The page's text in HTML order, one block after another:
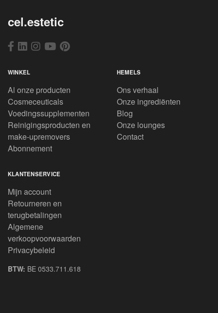
cel.estetic
WINKEL
Al onze producten
Cosmeceuticals
Voedingssupplementen
Reinigingsproducten en
make-upremovers
Abonnement
HEMELS
Ons verhaal
Onze ingrediënten
Blog
Onze lounges
Contact
KLANTENSERVICE
Mijn account
Retourneren en
terugbetalingen
Algemene
verkoopvoorwaarden
Privacybeleid
BTW: BE 0533.711.618